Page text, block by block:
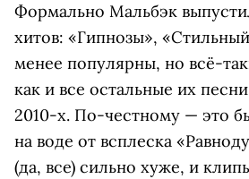
Формально Мальбэк
хитов: «Гипнозы»,
менее популярны, но всё-
как и все остальные их
2010-х. По-честному — это
на воде от всплеска
(да, все) сильно хуже, и